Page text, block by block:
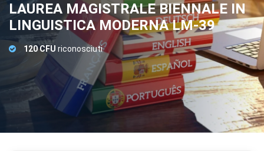
LAUREA MAGISTRALE BIENNALE IN
LINGUISTICA MODERNA LM-39
120 CFU riconosciuti